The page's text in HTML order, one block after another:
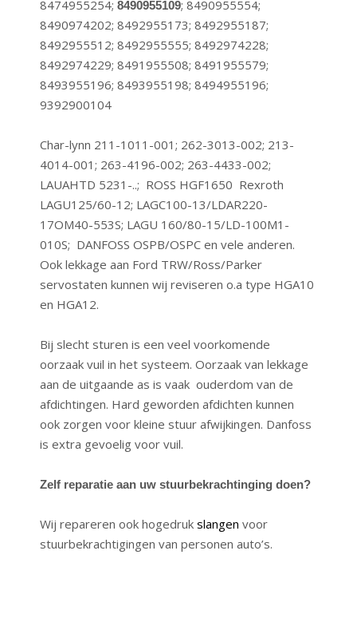
8474955254; 8490955109; 8490955554;
8490974202; 8492955173; 8492955187;
8492955512; 8492955555; 8492974228;
8492974229; 8491955508; 8491955579;
8493955196; 8493955198; 8494955196;
9392900104
Char-lynn 211-1011-001; 262-3013-002; 213-
4014-001; 263-4196-002; 263-4433-002;
LAUAHTD 5231-..; ROSS HGF1650 Rexroth
LAGU125/60-12; LAGC100-13/LDAR220-
17OM40-553S; LAGU 160/80-15/LD-100M1-
010S; DANFOSS OSPB/OSPC en vele anderen.
Ook lekkage aan Ford TRW/Ross/Parker
servostaten kunnen wij reviseren o.a type HGA10
en HGA12.
Bij slecht sturen is een veel voorkomende
oorzaak vuil in het systeem. Oorzaak van lekkage
aan de uitgaande as is vaak ouderdom van de
afdichtingen. Hard geworden afdichten kunnen
ook zorgen voor kleine stuur afwijkingen. Danfoss
is extra gevoelig voor vuil.
Zelf reparatie aan uw stuurbekrachtinging doen?
Wij repareren ook hogedruk slangen voor
stuurbekrachtigingen van personen auto’s.